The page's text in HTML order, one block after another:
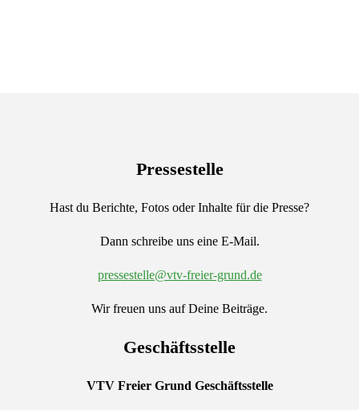
Pressestelle
Hast du Berichte, Fotos oder Inhalte für die Presse?
Dann schreibe uns eine E-Mail.
pressestelle@vtv-freier-grund.de
Wir freuen uns auf Deine Beiträge.
Geschäftsstelle
VTV Freier Grund Geschäftsstelle